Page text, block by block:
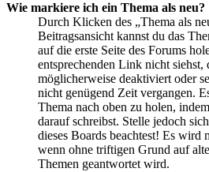
Wie markiere ich ein Thema als neu?
Durch Klicken des „Thema als
Beitragsansicht kannst du das
auf die erste Seite des Forums
entsprechenden Link nicht siehst,
möglicherweise deaktiviert oder
nicht genügend Zeit vergangen.
Thema nach oben zu holen,
darauf schreibst. Stelle jedoch
dieses Boards beachtest! Es wird
wenn ohne triftigen Grund auf
Themen geantwortet wird.